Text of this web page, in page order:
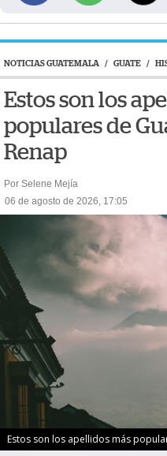
NOTICIAS GUATEMALA / GUATE /
Estos son los
populares de
Renap
Por Selene Mejía
06 de agosto de 2026, 17:05
Estos son los apellidos más